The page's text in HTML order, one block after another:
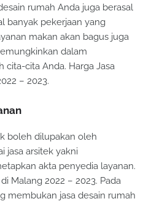
rumah Anda juga berasal
banyak pekerjaan yang
makan akan bagus juga
dalam
cita-cita Anda. Harga Jasa
– 2023.
boleh dilupakan oleh
jasa arsitek yakni
akta penyedia layanan.
Malang 2022 – 2023. Pada
membukan jasa desain rumah